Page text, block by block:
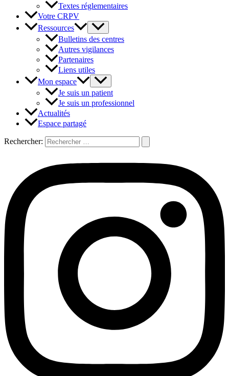
Textes réglementaires
Votre CRPV
Ressources
Bulletins des centres
Autres vigilances
Partenaires
Liens utiles
Mon espace
Je suis un patient
Je suis un professionnel
Actualités
Espace partagé
Rechercher: